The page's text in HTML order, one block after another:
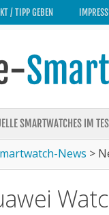
/ TIPP GEBEN
SMARTWATCHES IM
News >